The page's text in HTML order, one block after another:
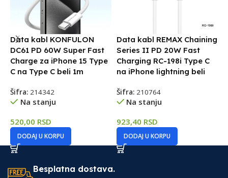
Data kabl KONFULON
DC61 PD 60W Super Fast
Charge za iPhone 15 Type
C na Type C beli 1m
Šifra: 214342
Na stanju
520,00 RSD
DODAJ U KORPU
Data kabl REMAX Chaining
Series II PD 20W Fast
Charging RC-198i Type C
na iPhone lightning beli
Šifra: 210764
Na stanju
923,40 RSD
DODAJ U KORPU
Besplatna dostava.